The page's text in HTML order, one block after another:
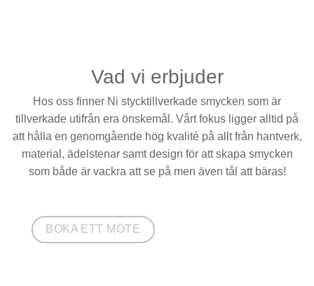
Vad vi erbjuder
Hos oss finner Ni stycktillverkade smycken som är
tillverkade utifrån era önskemål. Vårt fokus ligger alltid på
att hålla en genomgående hög kvalité på allt från hantverk,
material, ädelstenar samt design för att skapa smycken
som både är vackra att se på men även tål att bäras!
BOKA ETT MÖTE